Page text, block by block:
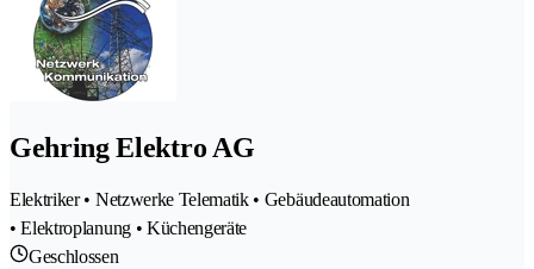
Gehring Elektro AG
Elektriker • Netzwerke Telematik • Gebäudeautomation
• Elektroplanung • Küchengeräte
Geschlossen